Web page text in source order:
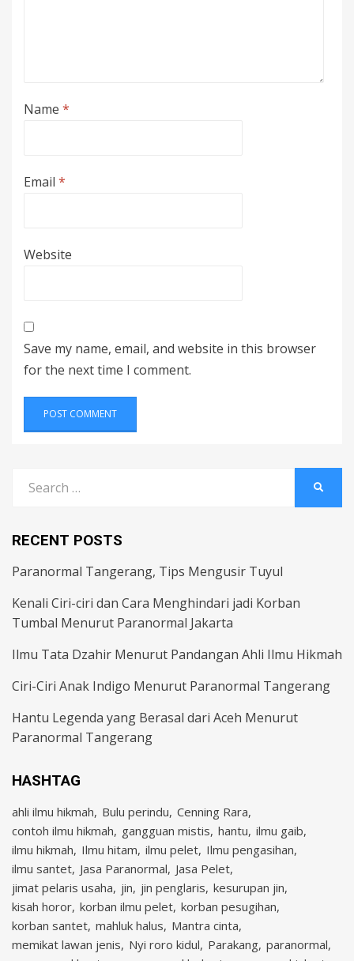
Name *
Email *
Website
Save my name, email, and website in this browser
for the next time I comment.
for:
RECENT POSTS
Paranormal Tangerang, Tips Mengusir Tuyul
Kenali Ciri-ciri dan Cara Menghindari jadi Korban
Tumbal Menurut Paranormal Jakarta
Ilmu Tata Dzahir Menurut Pandangan Ahli Ilmu Hikmah
Ciri-Ciri Anak Indigo Menurut Paranormal Tangerang
Hantu Legenda yang Berasal dari Aceh Menurut
Paranormal Tangerang
HASHTAG
ahli ilmu hikmah Bulu perindu Cenning Rara
contoh ilmu hikmah gangguan mistis hantu ilmu gaib
ilmu hikmah Ilmu hitam ilmu pelet Ilmu pengasihan
ilmu santet Jasa Paranormal Jasa Pelet
jimat pelaris usaha jin jin penglaris kesurupan jin
kisah horor korban ilmu pelet korban pesugihan
korban santet mahluk halus Mantra cinta
memikat lawan jenis Nyi roro kidul Parakang paranormal